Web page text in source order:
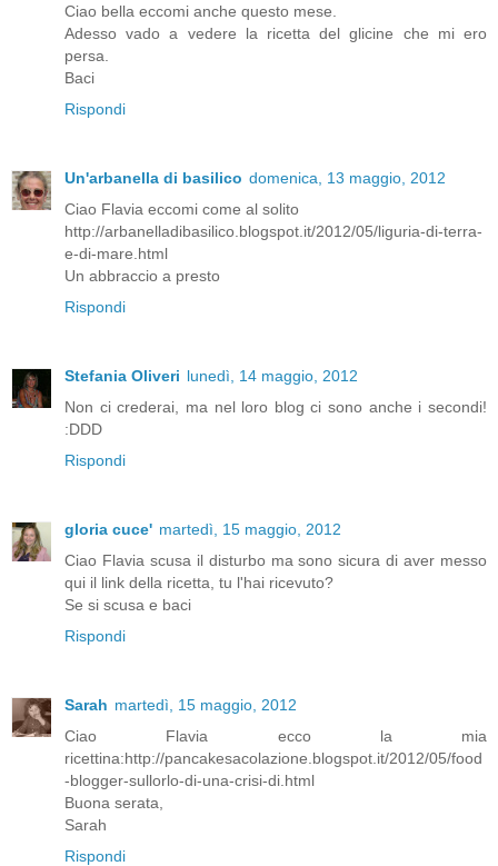
Ciao bella eccomi anche questo mese.
Adesso vado a vedere la ricetta del glicine che mi ero
persa.
Baci
Rispondi
Un'arbanella di basilico domenica, 13 maggio, 2012
Ciao Flavia eccomi come al solito
http://arbanelladibasilico.blogspot.it/2012/05/liguria-di-terra-
e-di-mare.html
Un abbraccio a presto
Rispondi
Stefania Oliveri lunedì, 14 maggio, 2012
Non ci crederai, ma nel loro blog ci sono anche i secondi!
:DDD
Rispondi
gloria cuce' martedì, 15 maggio, 2012
Ciao Flavia scusa il disturbo ma sono sicura di aver messo
qui il link della ricetta, tu l'hai ricevuto?
Se si scusa e baci
Rispondi
Sarah martedì, 15 maggio, 2012
Ciao Flavia ecco la mia
ricettina:http://pancakesacolazione.blogspot.it/2012/05/food
-blogger-sullorlo-di-una-crisi-di.html
Buona serata,
Sarah
Rispondi